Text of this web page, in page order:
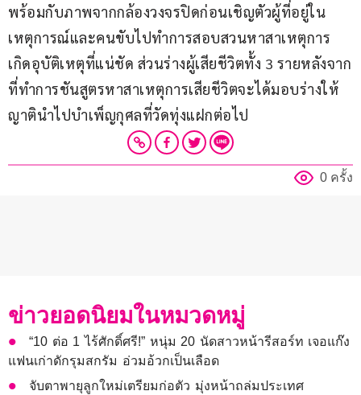
พร้อมกับภาพจากกล้องวงจรปิดก่อนเชิญตัวผู้ที่อยู่ใน
เหตุการณ์และคนขับไปทำการสอบสวนหาสาเหตุการ
เกิดอุบัติเหตุที่แน่ชัด ส่วนร่างผู้เสียชีวิตทั้ง 3 รายหลังจาก
ที่ทำการชันสูตรหาสาเหตุการเสียชีวิตจะได้มอบร่างให้
ญาตินำไปบำเพ็ญกุศลที่วัดทุ่งแฝกต่อไป
0 ครั้ง
ข่าวยอดนิยมในหมวดหมู่
“10 ต่อ 1 ไร้ศักดิ์ศรี!” หนุ่ม 20 นัดสาวหน้ารีสอร์ท เจอแก๊ง
แฟนเก่าดักรุมสกรัม อ่วมอ้วกเป็นเลือด
จับตาพายุลูกใหม่เตรียมก่อตัว มุ่งหน้าถล่มประเทศ